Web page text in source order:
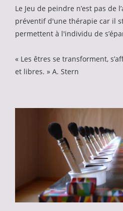
Le Jeu de peindre n’est pas de
préventif d'une thérapie car il
permettent à l'individu de
« Les êtres se transforment,
et libres. » A. Stern